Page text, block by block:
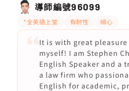
導師編號96099
*全英語上堂 有耐性 細心
It is with great
myself! I am Stephen
English Speaker and a
a law firm who
English for academic,